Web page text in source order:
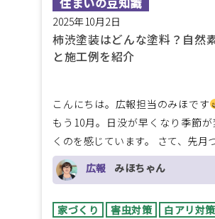
2025年10月2日
柿渋塗装はどんな塗料？自然
と施工例を紹介
こんにちは。広報担当のみほです
もう10月。日没が早くなり季節
くのを感じています。 さて、先月
広報
みほちゃん
家づくり 害虫対策
白アリ対策